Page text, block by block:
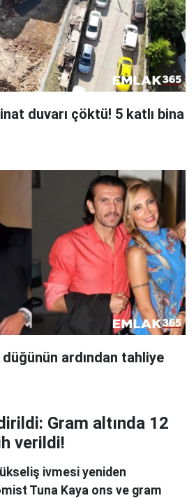
duvarı çöktü! 5 katlı bina
ardından tahliye
Gram altında 12
verildi!
ivmesi yeniden
Tuna Kaya ons ve gram